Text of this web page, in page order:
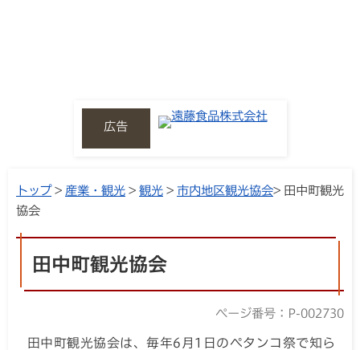
広告
トップ> 産業・観光 > 観光 > 市内地区観光協会> 田中町観光
協会
田中町観光協会
ページ番号：P-002730
田中町観光協会は、毎年6月1日のペタンコ祭で知ら